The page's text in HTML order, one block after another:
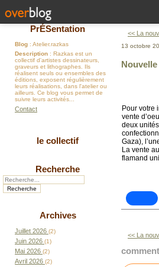
PrÉSentation
Blog : Atelier.razkas
Description : Razkas est un
collectif d'artistes dessinateurs,
graveurs et lithographes. Ils
réalisent seuls ou ensembles des
éditions, exposent régulièrement
leurs réalisations, dans l'atelier ou
ailleurs. Ce blog vous permet de
suivre leurs activités...
Contact
le collectif
Recherche
Archives
Juillet 2026 (2)
Juin 2026 (1)
Mai 2026 (2)
Avril 2026 (2)
<< La
13 octobre
Pour votre
vente
deux
Gaza),
La vente
flamand
<< La